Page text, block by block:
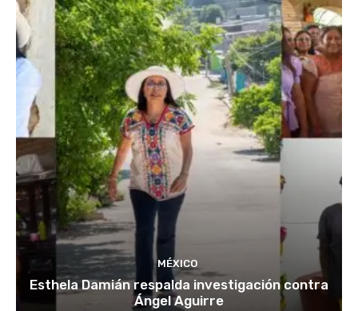
MÉXICO
Esthela Damián respalda investigación contra
Ángel Aguirre